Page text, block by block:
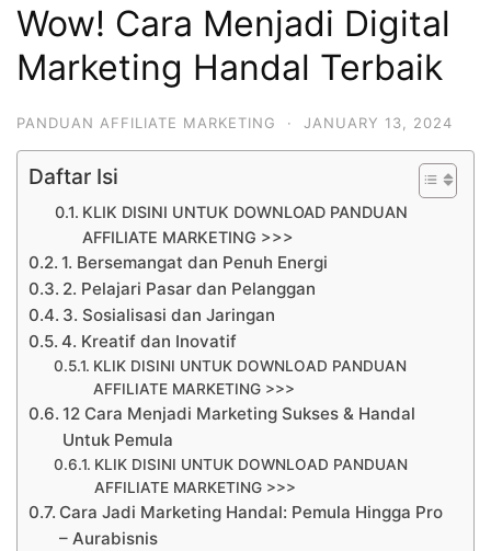
Wow! Cara Menjadi Digital
Marketing Handal Terbaik
PANDUAN AFFILIATE MARKETING · JANUARY 13, 2024
Daftar Isi
KLIK DISINI UNTUK DOWNLOAD PANDUAN
AFFILIATE MARKETING >>>
1. Bersemangat dan Penuh Energi
2. Pelajari Pasar dan Pelanggan
3. Sosialisasi dan Jaringan
4. Kreatif dan Inovatif
KLIK DISINI UNTUK DOWNLOAD PANDUAN
AFFILIATE MARKETING >>>
12 Cara Menjadi Marketing Sukses & Handal
Untuk Pemula
KLIK DISINI UNTUK DOWNLOAD PANDUAN
AFFILIATE MARKETING >>>
Cara Jadi Marketing Handal: Pemula Hingga Pro
– Aurabisnis